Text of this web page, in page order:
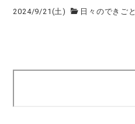
2024/9/21(土) 日々のできごと